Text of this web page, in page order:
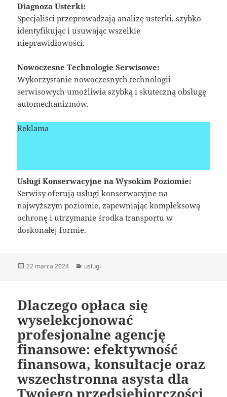
Diagnoza Usterki:
Specjaliści przeprowadzają analizę usterki, szybko
identyfikując i usuwając wszelkie
nieprawidłowości.
Nowoczesne Technologie Serwisowe:
Wykorzystanie nowoczesnych technologii
serwisowych umożliwia szybką i skuteczną obsługę
automechanizmów.
Reklama
Usługi Konserwacyjne na Wysokim Poziomie:
Serwisy oferują usługi konserwacyjne na
najwyższym poziomie, zapewniając kompleksową
ochronę i utrzymanie środka transportu w
doskonałej formie.
Data
22 marca 2024 Kategorie
usługi
Dlaczego opłaca się
wyselekcjonować
profesjonalne agencję
finansowe: efektywność
finansowa, konsultacje oraz
wszechstronna asysta dla